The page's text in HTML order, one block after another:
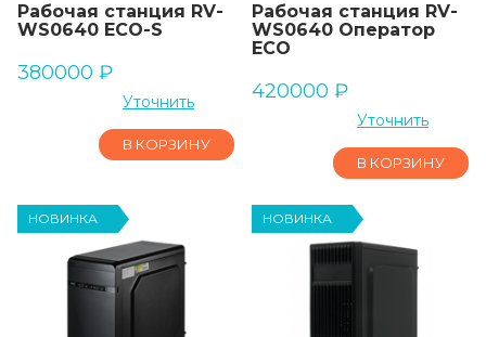
Рабочая станция RV-
WS0640 ECO-S
380000 ₽
Уточнить
В КОРЗИНУ
Рабочая станция RV-
WS0640 Оператор
ECO
420000 ₽
Уточнить
В КОРЗИНУ
НОВИНКА НОВИНКА